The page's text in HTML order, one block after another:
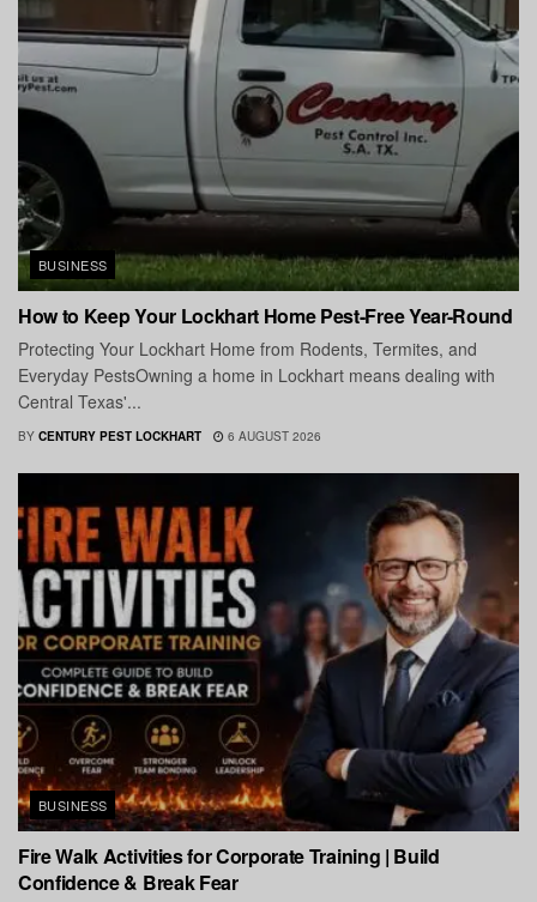
BUSINESS
How to Keep Your Lockhart Home Pest-Free Year-Round
Protecting Your Lockhart Home from Rodents, Termites, and
Everyday PestsOwning a home in Lockhart means dealing with
Central Texas'...
BY CENTURY PEST LOCKHART 6 AUGUST 2026
BUSINESS
Fire Walk Activities for Corporate Training | Build
Confidence & Break Fear